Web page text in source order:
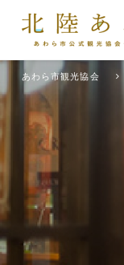
あわら市観光協会